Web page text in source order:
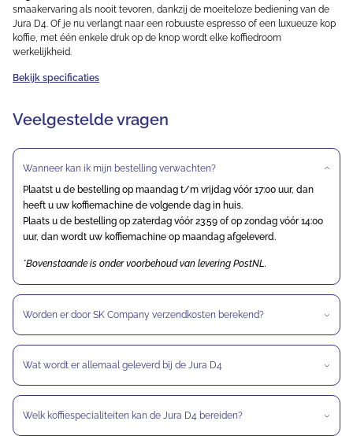
smaakervaring als nooit tevoren, dankzij de moeiteloze bediening van de
Jura D4. Of je nu verlangt naar een robuuste espresso of een luxueuze kop
koffie, met één enkele druk op de knop wordt elke koffiedroom
werkelijkheid.
Bekijk specificaties
Veelgestelde vragen
Wanneer kan ik mijn bestelling verwachten?
Plaatst u de bestelling op maandag t/m vrijdag vóór 17:00 uur, dan
heeft u uw koffiemachine de volgende dag in huis.
Plaats u de bestelling op zaterdag vóór 23:59 of op zondag vóór 14:00
uur, dan wordt uw koffiemachine op maandag afgeleverd.
*Bovenstaande is onder voorbehoud van levering PostNL.
Worden er door SK Company verzendkosten berekend?
Wat wordt er allemaal geleverd bij de Jura D4
Welk koffiespecialiteiten kan de Jura D4 bereiden?